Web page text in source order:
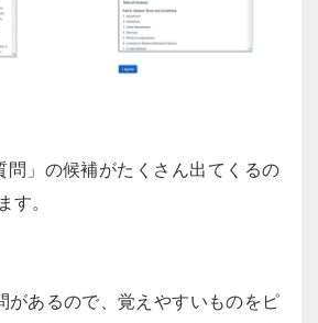
問」の候補がたくさん出てくるの
す。
あるので、覚えやすいものをピ